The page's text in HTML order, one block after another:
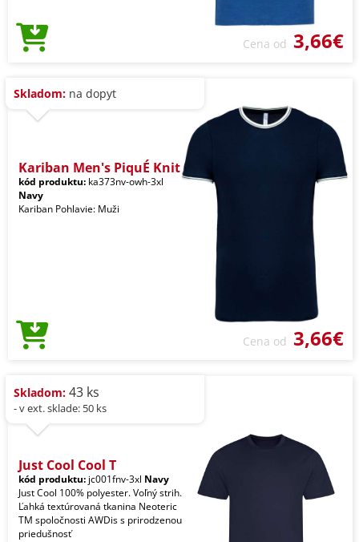
Cena od 3,66€
Skladom: na dopyt
Kariban Men's PiquÉ Knit
kód produktu: ka373nv-owh-3xl
Navy
Kariban Pohlavie: Muži
Cena od 3,66€
Skladom: 43 ks
- v ext. sklade: 50 ks
Just Cool Cool T
kód produktu: jc001fnv-3xl Navy
Just Cool 100% polyester. Voľný strih.
Ľahká textúrovaná tkanina Neoteric
TM spoločnosti AWDis s prirodzenou
priedušnosť